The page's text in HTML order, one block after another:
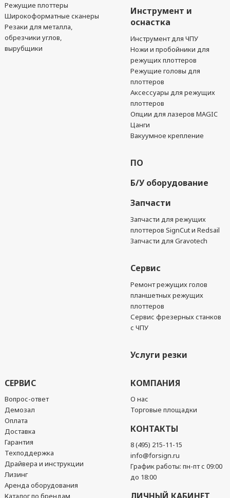
Режущие плоттеры
Широкоформатные сканеры
Резаки для металла,
обрезчики углов,
вырубщики
Инструмент и
оснастка
Инструмент для ЧПУ
Ножи и пробойники для
режущих плоттеров
Режущие головы для
плоттеров
Аксессуары для режущих
плоттеров
Опции для лазеров MAGIC
Цанги
Вакуумное крепление
ПО
Б/У оборудование
Запчасти
Запчасти для режущих
плоттеров SignCut и Redsail
Запчасти для Gravotech
Сервис
Ремонт режущих голов
планшетных режущих
плоттеров
Сервис фрезерных станков
с ЧПУ
Услуги резки
СЕРВИС
Вопрос-ответ
Демозал
Оплата
Доставка
Гарантия
Техподдержка
Драйвера и инструкции
Лизинг
Аренда оборудования
Каталог по брендам
КОМПАНИЯ
О нас
Торговые площадки
КОНТАКТЫ
8 (495) 215-11-15
info@forsign.ru
График работы: пн-пт с 09:00
до 18:00